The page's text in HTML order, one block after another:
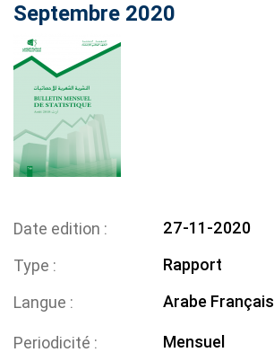
Septembre 2020
Date edition
27-11-2020
Type
Rapport
Langue
Arabe Français
Periodicité
Mensuel